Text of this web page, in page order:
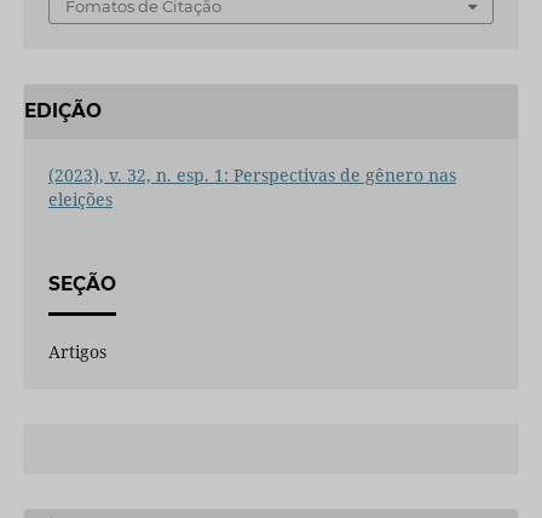
Fomatos de Citação
EDIÇÃO
(2023), v. 32, n. esp. 1: Perspectivas de gênero nas
eleições
SEÇÃO
Artigos